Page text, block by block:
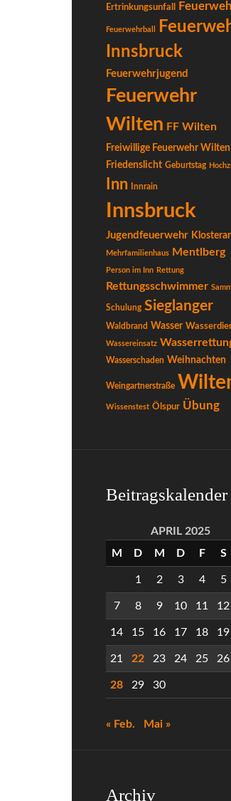
Ertrinkungsunfall
Feuerwehrball
Innsbruck
Feuerwehrjugend
Feuerwehr
Wilten FF Wilten
Freiwillige Feuerwehr Wilten
Friedenslicht Geburtstag
Inn Innrain
Innsbruck
Jugendfeuerwehr
Mehrfamilienhaus Mentlberg
Person im Inn Rettung
Rettungsschwimmer
Schulung Sieglanger
Waldbrand Wasser
Wassereinsatz
Wasserschaden Weihnachten
Weingartnerstraße
Wissenstest Ölspur Übung
Beitragskalender
APRIL 2025
M
D M D F S
1 2 3 4 5
7 8 9 10 11 12
14 15 16 17 18 19
21 22 23 24 25 26
28 29 30
« Feb. Mai »
Archiv